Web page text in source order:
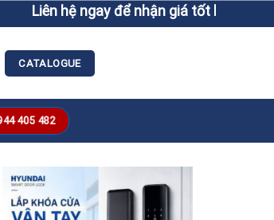
hệ ngay để nhận giá tốt hơn giá niêm yết
CATALOGUE
405 482